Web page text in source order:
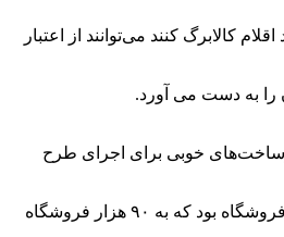
می‌کنند، درصورتی که ۵۰ درصد مبلغ یارانه یعنی ۲۰۰ هزار تومان را صرف خرید اقلام کالابرگ کنند می‌توانند از اعتبار
خوبی برای اجرای طرح
شرکت فروشگاه‌ها در اجرای این طرح اختیاری است و می‌توانند از طریق اپلیکیشن«شما» اقدام کنند.پیش از این تعداد فروشگاه‌های فعال در طرح ملی کالابرگ ۷۵ هزار فروشگاه بود که به ۹۰ هزار فروشگاه